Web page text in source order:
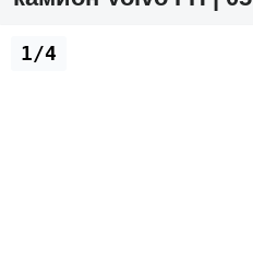
1/4